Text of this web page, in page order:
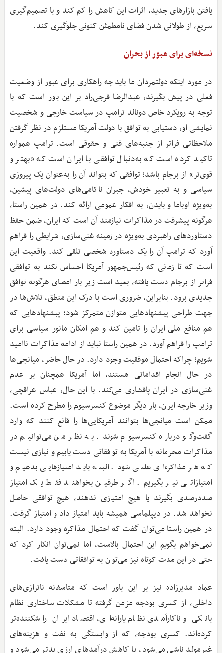
یافتن بازارهای جدید، اثرات این کاهش را کم کند و با تصمیم‌گیری
سریع، از طولانی شدن فضای نامطمئن کنونی جلوگیری کند.
نسخه‌ای برای عبور از بحران
در مورد اینکه دولتمردان ما باید چه راهکاری برای عبور از وضعیت
فعلی در پیش بگیرند، عبدالرضا فرجی‌راد بر این باور است که با
توجه به رویکرد خاص دونالد ترامپ در سیاست خارجی و شخصیت
نمایشی او، دستیابی به توافق با دولت آمریکا مستلزم در نظر گرفتن
ملاحظاتی فراتر از جنبه‌های فنی و حقوقی است. ترامپ همواره
تاکید کرده است که به‌دنبال توافقی با ایران است که «بهتر و
قوی‌تر» از برجام باشد؛ توافقی که بتواند آن را به‌عنوان یک پیروزی
سیاسی و به تعبیر خودش، جبران ناکامی‌های دولت‌های پیشین،
به‌ویژه اوباما و بایدن، به افکار عمومی ارائه کند. در همین راستا،
هرگونه پیشرفت در مذاکرات نیازمند آن است که ایران، ضمن حفظ
دستاوردهای راهبردی به‌ویژه در زمینه غنی‌سازی، شرایطی را فراهم
آورد که ترامپ آن را یک دستاورد شخصی تلقی کند. واقعیت این
است که تا زمانی که رئیس‌جمهور آمریکا احساس نکند به توافقی
فراتر از برجام دست یافته، بعید است زیر بار امضای هرگونه توافق
جدیدی برود. بنابراین، ضروری است با درک این منطق، تلاش‌ها در
جهت طراحی پیشنهادهایی متوازن متمرکز شود؛ پیشنهادهایی که
هم منافع ملی ایران را تامین کند و هم امکان مانور سیاسی برای
ترامپ را فراهم آورد. در همین راستا نباید از ادامه مذاکرات ناامید
شویم؛ چراکه احتمال موفقیت وجود دارد. در حال حاضر، میانجی‌ها
در حال انجام اقداماتی هستند، اما آمریکا همچنان بر عدم
غنی‌سازی در ایران پافشاری می‌کند. با این حال، عباس عراقچی،
وزیر خارجه ایران، بار دیگر موضوع کنسرسیوم را مطرح کرده است.
ممکن است میانجی‌ها بتوانند آمریکایی‌ها را قانع کنند که وارد
گفت‌وگو درباره کنسرسیوم شوند. به نظر من می‌توانیم در
مذاکرات محرمانه با آمریکا به توافقاتی دست یابیم و نیازی نیست
که هر مذاکره‌ای علنی شود. البته باید امتیازهایی بدهیم و
امتیازاتی نیز بگیریم. اگر طرفین بخواهند فقط یک امتیاز
صددرصدی بگیرند یا هیچ امتیازی ندهند، هیچ توافقی حاصل
نخواهد شد. در دیپلماسی همیشه باید امتیاز داد و امتیاز گرفت.
در همین راستا می‌توان گفت که احتمال مذاکره وجود دارد. البته
نمی‌خواهم بگویم این احتمال بالاست، اما نمی‌توان انکار کرد که
حتی در این مدت کوتاه نیز می‌توان به توافقاتی دست یافت.
عماد مدیرزاده نیز بر این باور است که متاسفانه ناترازی‌های
داخلی، از کسری بودجه مزمن گرفته تا مشکلات ساختاری نظام
بانکی و ناکارآمدی نظام یارانه‌ای، اقتصاد ایران را شکننده‌تر
کرده‌اند. کسری بودجه، که از وابستگی به نفت و هزینه‌های
غیرمولد ناشی می‌شود، با کاهش درآمدهای ارزی بدتر می‌شود و